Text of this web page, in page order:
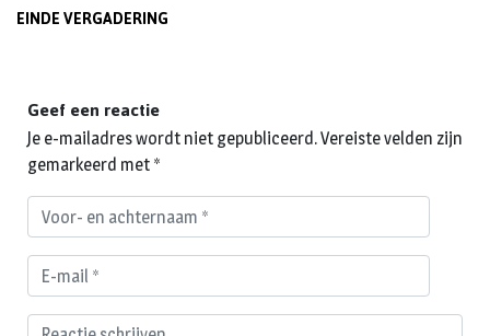
EINDE VERGADERING
Geef een reactie
Je e-mailadres wordt niet gepubliceerd.Vereiste velden zijn
gemarkeerd met *